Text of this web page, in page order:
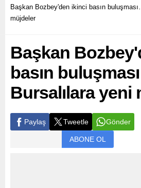
Başkan Bozbey'den ikinci basın buluşması…
Başkan
basın buluşması…
Bursalılara yeni
Paylaş Tweetle Gönder
ABONE OL